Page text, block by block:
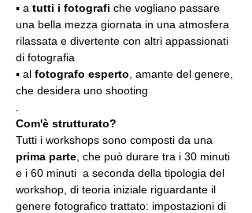
▪️ a tutti i fotografi che vogliano passare
una bella mezza giornata in una atmosfera
rilassata e divertente con altri appassionati
di fotografia
▪️ al fotografo esperto , amante del genere,
che desidera uno shooting
Com'è strutturato?
Tutti i workshops sono composti da una
prima parte , che può durare tra i 30 minuti
e i 60 minuti  a seconda della tipologia del
workshop, di teoria iniziale riguardante il
genere fotografico trattato: impostazioni di